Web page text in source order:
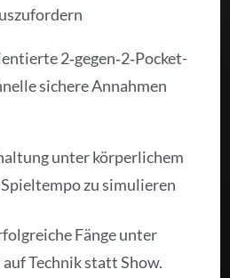
2‑gegen‑2‑Pocket-
sichere Annahmen
unter körperlichem
zu simulieren
Fänge unter
Technik statt Show.